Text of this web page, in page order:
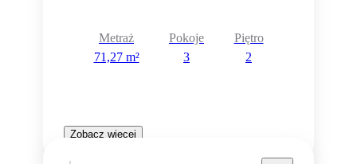
Metraż
71,27 m²
Pokoje
3
Piętro
2
Zobacz więcej